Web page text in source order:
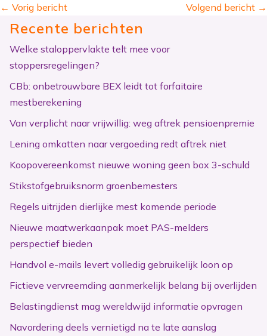
← Vorig bericht Volgend bericht →
Recente berichten
Welke staloppervlakte telt mee voor
stoppersregelingen?
CBb: onbetrouwbare BEX leidt tot forfaitaire
mestberekening
Van verplicht naar vrijwillig: weg aftrek pensioenpremie
Lening omkatten naar vergoeding redt aftrek niet
Koopovereenkomst nieuwe woning geen box 3-schuld
Stikstofgebruiksnorm groenbemesters
Regels uitrijden dierlijke mest komende periode
Nieuwe maatwerkaanpak moet PAS-melders
perspectief bieden
Handvol e-mails levert volledig gebruikelijk loon op
Fictieve vervreemding aanmerkelijk belang bij overlijden
Belastingdienst mag wereldwijd informatie opvragen
Navordering deels vernietigd na te late aanslag